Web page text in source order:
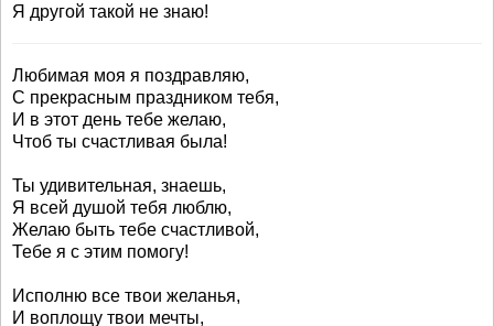
Я другой такой не знаю!
Любимая моя я поздравляю,
С прекрасным праздником тебя,
И в этот день тебе желаю,
Чтоб ты счастливая была!
Ты удивительная, знаешь,
Я всей душой тебя люблю,
Желаю быть тебе счастливой,
Тебе я с этим помогу!
Исполню все твои желанья,
И воплощу твои мечты,